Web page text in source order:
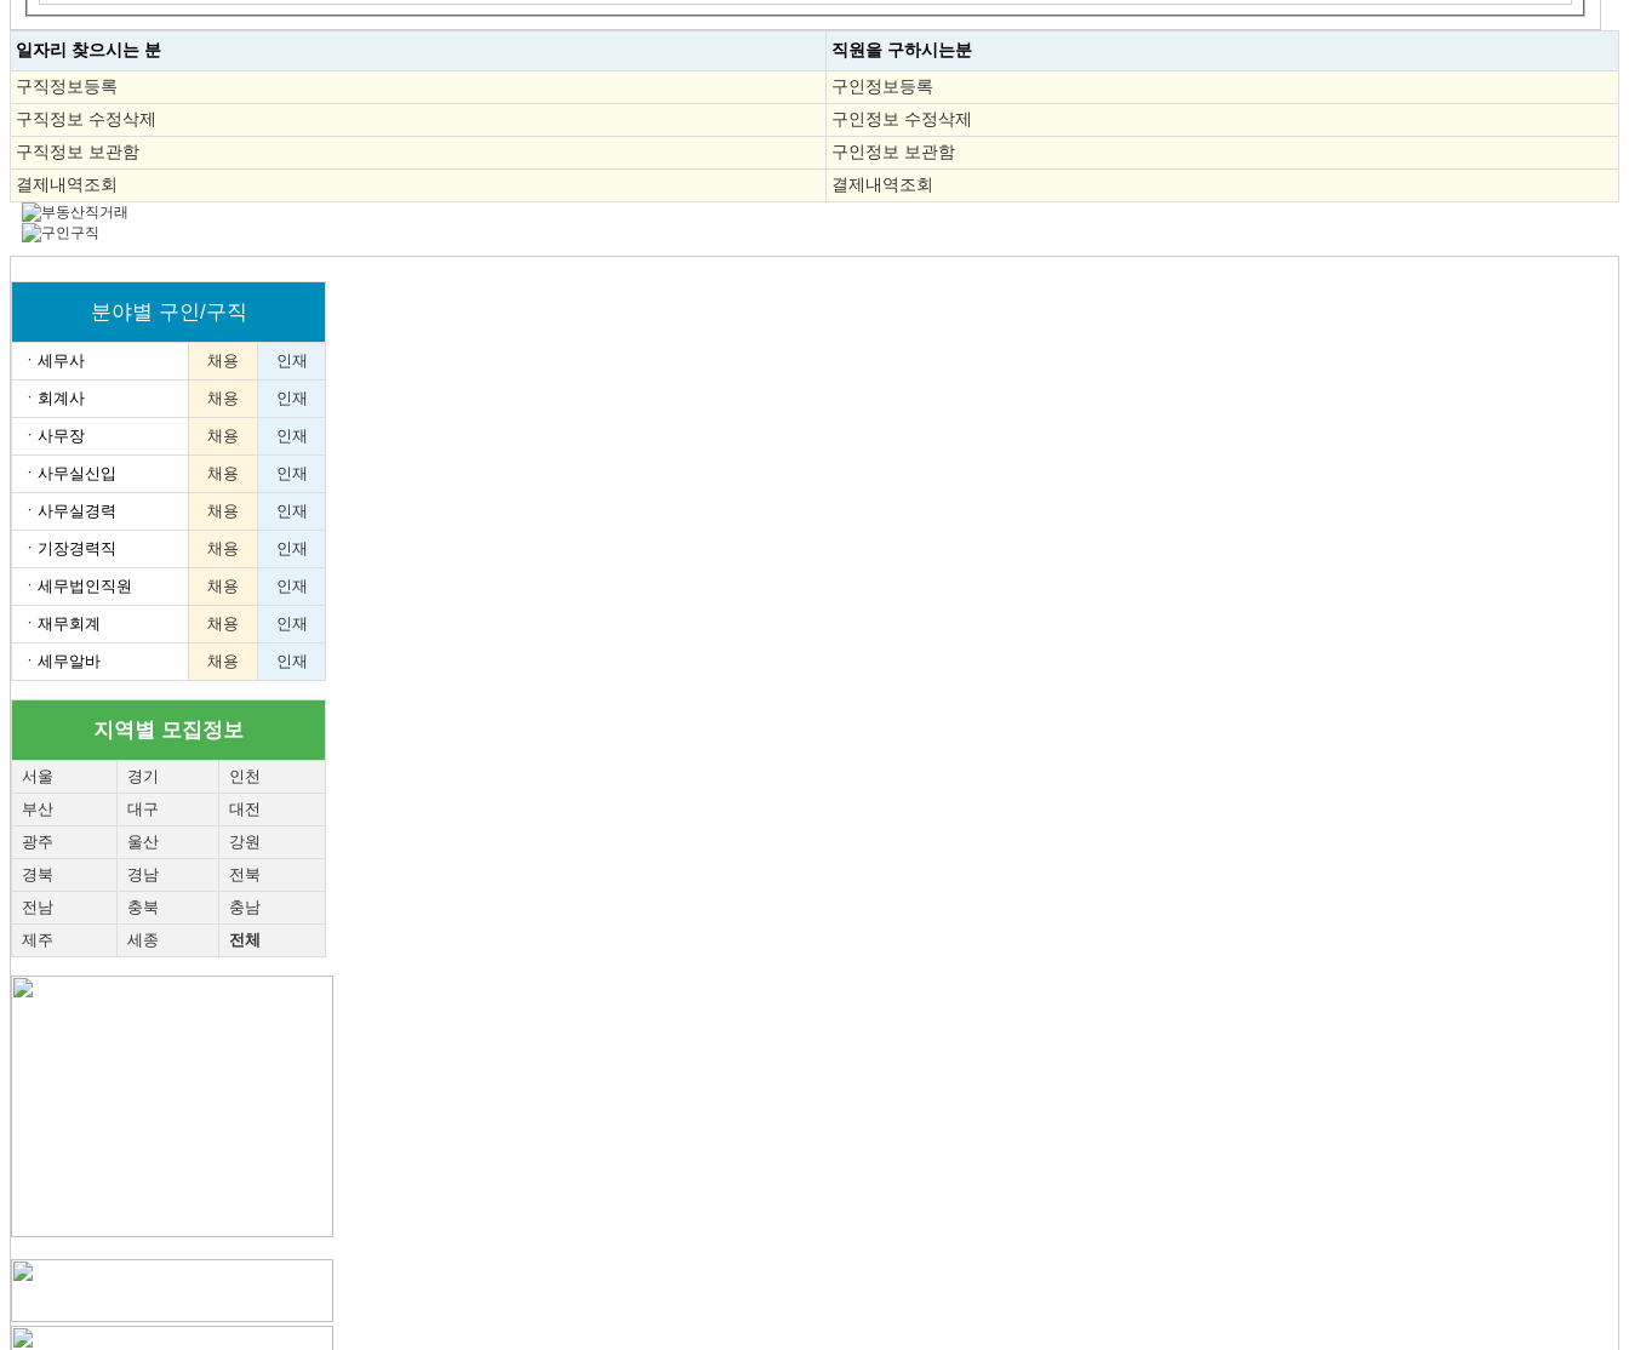
일자리 찾으시는 분 직원을 구하시는분
구직정보등록
구인정보등록
구직정보 수정삭제
구인정보 수정삭제
구직정보 보관함
구인정보 보관함
결제내역조회
결제내역조회
분야별 구인/구직
ㆍ 세무사 채용 인재
ㆍ 회계사 채용 인재
ㆍ 사무장 채용 인재
ㆍ 사무실신입 채용 인재
ㆍ 사무실경력 채용 인재
ㆍ 기장경력직 채용 인재
ㆍ 세무법인직원 채용 인재
ㆍ 재무회계 채용 인재
ㆍ 세무알바 채용 인재
지역별 모집정보
서울 경기
인천
부산
대구
대전
광주
울산
강원
경북
경남
전북
전남
충북
충남
제주
세종 전체